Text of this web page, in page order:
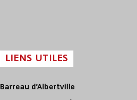
LIENS UTILES
Barreau d’Albertville